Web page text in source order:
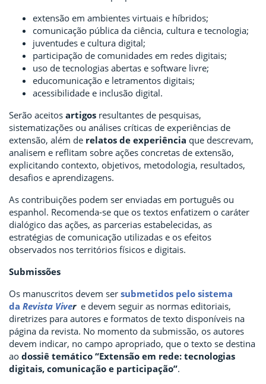
extensão em ambientes virtuais e híbridos;
comunicação pública da ciência, cultura e tecnologia;
juventudes e cultura digital;
participação de comunidades em redes digitais;
uso de tecnologias abertas e software livre;
educomunicação e letramentos digitais;
acessibilidade e inclusão digital.
Serão aceitos artigos resultantes de pesquisas,
sistematizações ou análises críticas de experiências de
extensão, além de relatos de experiência que descrevam,
analisem e reflitam sobre ações concretas de extensão,
explicitando contexto, objetivos, metodologia, resultados,
desafios e aprendizagens.
As contribuições podem ser enviadas em português ou
espanhol. Recomenda-se que os textos enfatizem o caráter
dialógico das ações, as parcerias estabelecidas, as
estratégias de comunicação utilizadas e os efeitos
observados nos territórios físicos e digitais.
Submissões
Os manuscritos devem ser submetidos pelo sistema
da Revista Viver e devem seguir as normas editoriais,
diretrizes para autores e formatos de texto disponíveis na
página da revista. No momento da submissão, os autores
devem indicar, no campo apropriado, que o texto se destina
ao dossiê temático “Extensão em rede: tecnologias
digitais, comunicação e participação”.